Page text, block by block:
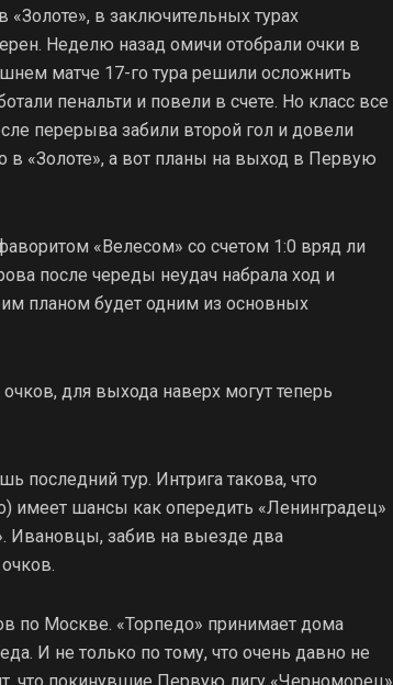
в заключительных турах
Неделю назад омичи отобрали очки в
матче 17-го тура решили осложнить
пенальти и повели в счете. Но класс все
перерыва забили второй гол и довели
в «Золоте», а вот планы на выход в Первую
«Велесом» со счетом 1:0 вряд ли
после череды неудач набрала ход и
планом будет одним из основных
для выхода наверх могут теперь
последний тур. Интрига такова, что
имеет шансы как опередить «Ленинградец»
Ивановцы, забив на выезде два
по Москве. «Торпедо» принимает дома
И не только по тому, что очень давно не
что покинувшие Первую лигу «Черноморец»